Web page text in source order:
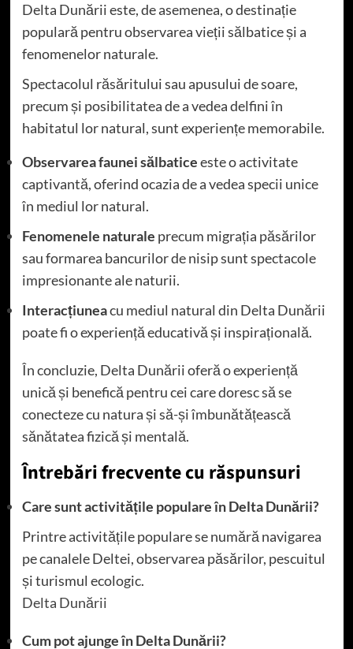
Delta Dunării este, de asemenea, o destinație
populară pentru observarea vieții sălbatice și a
fenomenelor naturale.
Spectacolul răsăritului sau apusului de soare,
precum și posibilitatea de a vedea delfini în
habitatul lor natural, sunt experiențe memorabile.
Observareafaunei sălbaticeeste o activitate
captivantă, oferind ocazia de a vedea specii unice
în mediul lor natural.
Fenomenele naturale precum migrația păsărilor
sau formarea bancurilor de nisip sunt spectacole
impresionante ale naturii.
Interacțiuneacu mediul natural din Delta Dunării
poate fi o experiență educativă și inspirațională.
În concluzie, Delta Dunării oferă o experiență
unică și benefică pentru cei care doresc să se
conecteze cu natura și să-și îmbunătățească
sănătatea fizică și mentală.
Întrebări frecvente cu răspunsuri
Care sunt activitățile populare în Delta Dunării?
Printre activitățile populare se numără navigarea
pe canalele Deltei, observarea păsărilor, pescuitul
și turismul ecologic.
Delta Dunării
Cum pot ajunge în Delta Dunării?